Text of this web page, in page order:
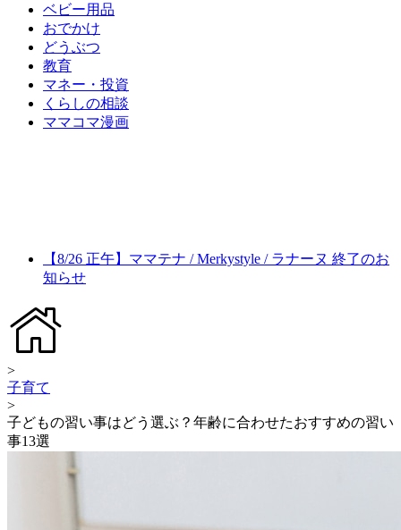
ベビー用品
おでかけ
どうぶつ
教育
マネー・投資
くらしの相談
ママコマ漫画
【8/26 正午】ママテナ / Merkystyle / ラナーヌ 終了のお
知らせ
>
子育て
>
子どもの習い事はどう選ぶ？年齢に合わせたおすすめの習い
事13選